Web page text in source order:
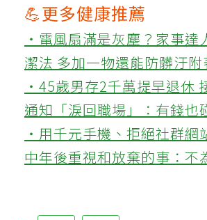
💪更多健康推薦
‧電風扇滿是灰塵？家事達
潔法 多加一物還能防髒汙附
‧45歲男存2千萬提早退休
通知「淚回職場」：有錢也
‧用千元手機、拒絕社群網
中年後重視和放棄的事：不